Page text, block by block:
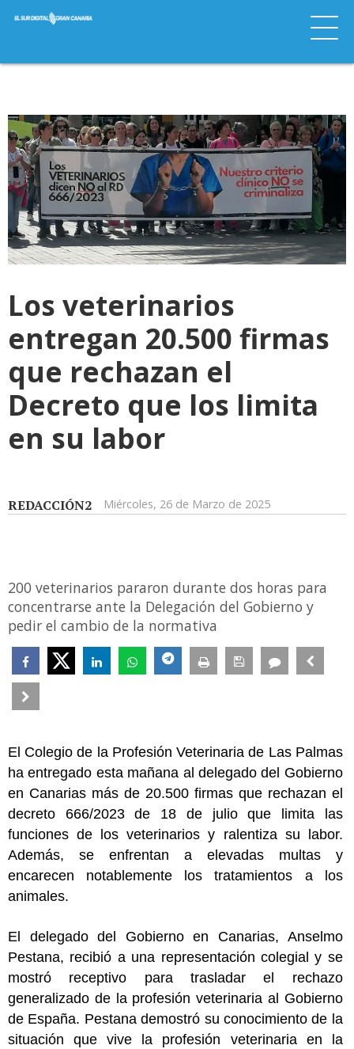
Los veterinarios
entregan 20.500 firmas
que rechazan el
Decreto que los limita
en su labor
REDACCIÓN2 Miércoles, 26 de Marzo de 2025
200 veterinarios pararon durante dos horas para
concentrarse ante la Delegación del Gobierno y
pedir el cambio de la normativa
El Colegio de la Profesión Veterinaria de Las Palmas
ha entregado esta mañana al delegado del Gobierno
en Canarias más de 20.500 firmas que rechazan el
decreto 666/2023 de 18 de julio que limita las
funciones de los veterinarios y ralentiza su labor.
Además, se enfrentan a elevadas multas y
encarecen notablemente los tratamientos a los
animales.
El delegado del Gobierno en Canarias, Anselmo
Pestana, recibió a una representación colegial y se
mostró receptivo para trasladar el rechazo
generalizado de la profesión veterinaria al Gobierno
de España. Pestana demostró su conocimiento de la
situación que vive la profesión veterinaria en la